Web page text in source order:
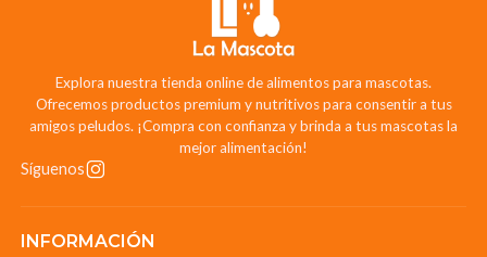
Explora nuestra tienda online de alimentos para mascotas.
Ofrecemos productos premium y nutritivos para consentir a tus
amigos peludos. ¡Compra con confianza y brinda a tus mascotas la
mejor alimentación!
Síguenos
INFORMACIÓN